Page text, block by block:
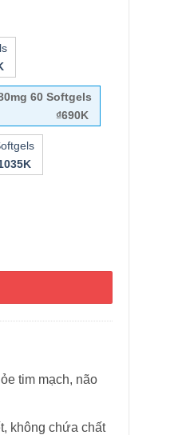
60 Softgels
₫690K
Softgels số lượng
tim mạch, não
không chứa chất